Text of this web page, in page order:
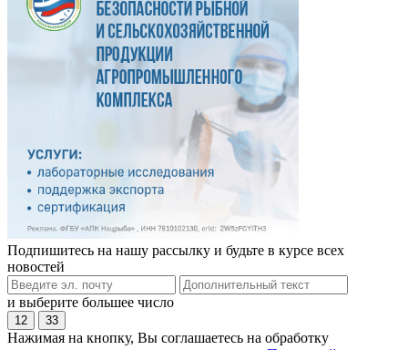
Подпишитесь на нашу рассылку и будьте в курсе всех
новостей
и выберите большее число
12 33
Нажимая на кнопку, Вы соглашаетесь на обработку